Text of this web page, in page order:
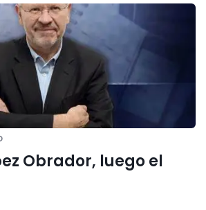
Obrador, luego el